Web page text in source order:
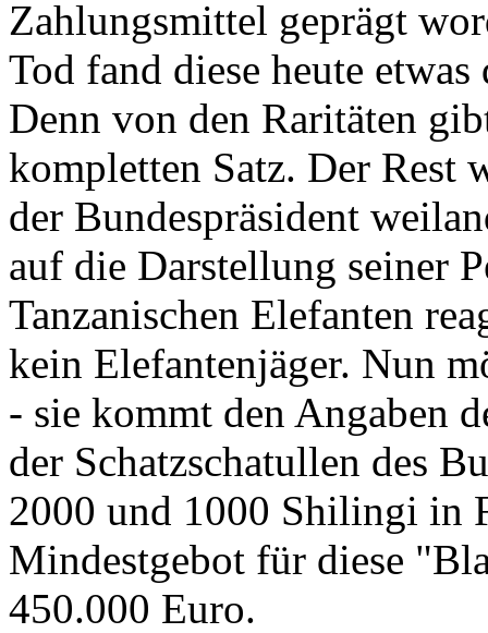
Zahlungsmittel geprägt
Tod fand diese heute
Denn von den Raritäten
kompletten Satz. Der Rest
der Bundespräsident
auf die Darstellung seiner
Tanzanischen Elefanten
kein Elefantenjäger. Nun
- sie kommt den Angaben
der Schatzschatullen des
2000 und 1000 Shilingi in
Mindestgebot für diese
450.000 Euro.